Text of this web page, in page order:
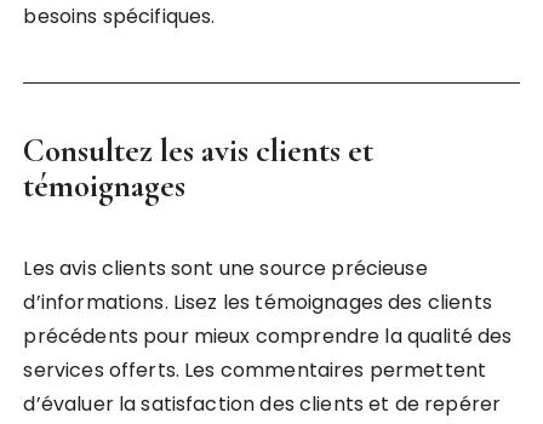
besoins spécifiques.
Consultez les avis clients et
témoignages
Les avis clients sont une source précieuse
d’informations. Lisez les témoignages des clients
précédents pour mieux comprendre la qualité des
services offerts. Les commentaires permettent
d’évaluer la satisfaction des clients et de repérer